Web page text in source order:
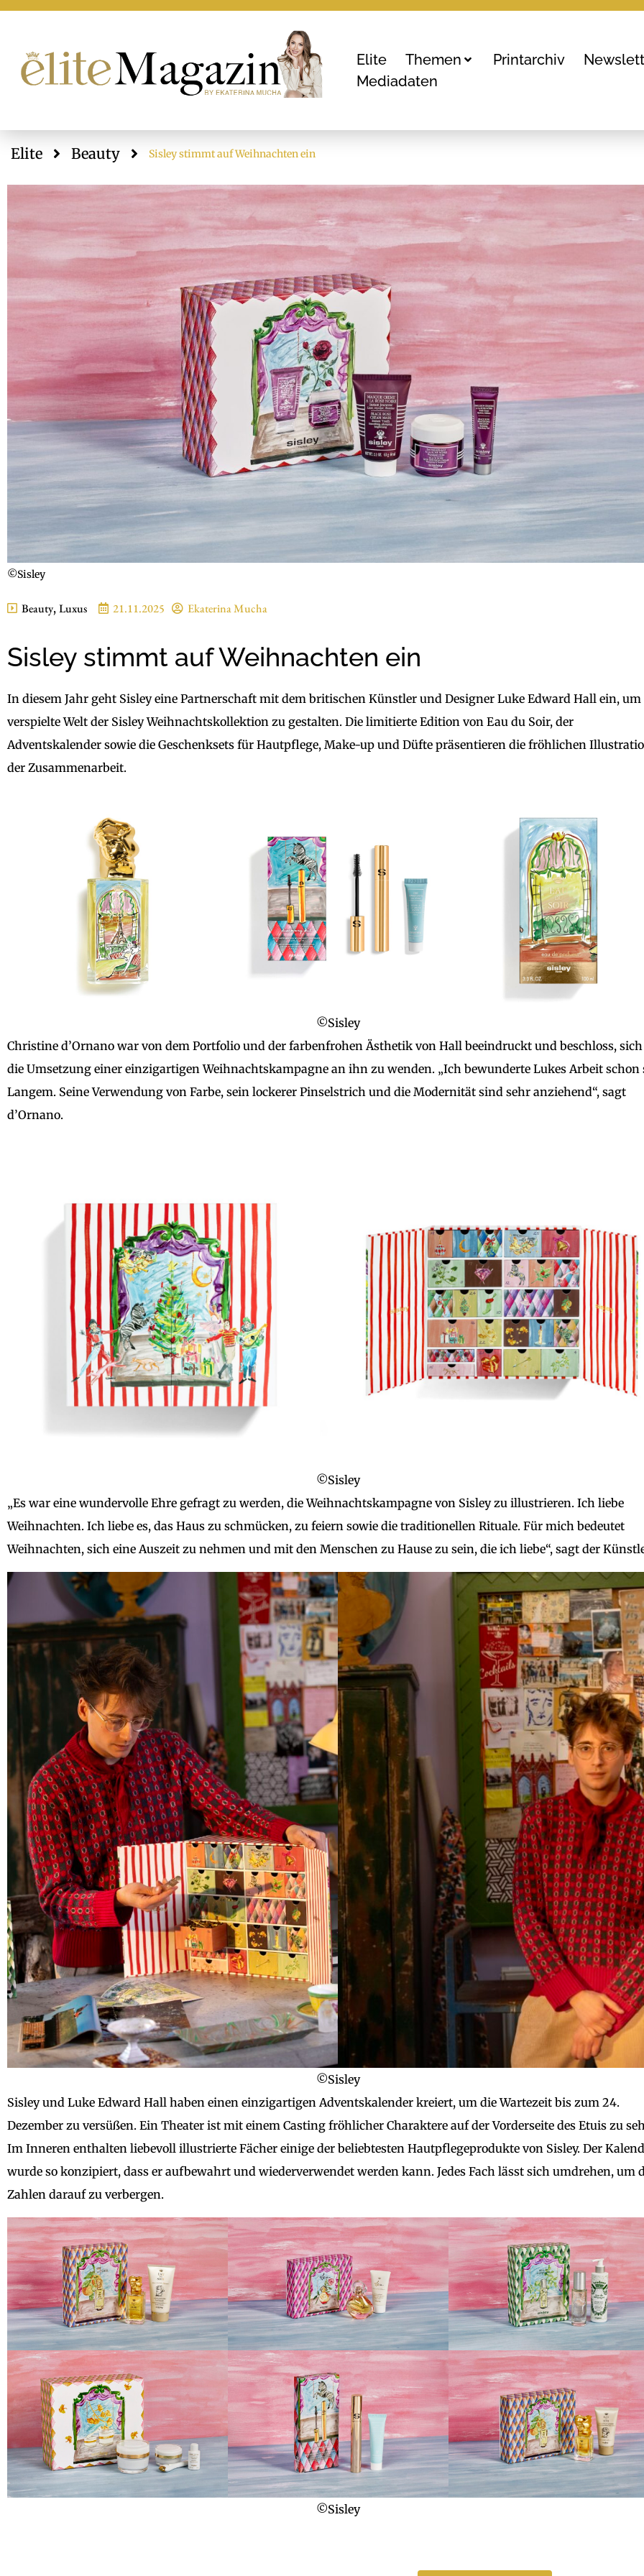
Elite Themen Printarchiv
Mediadaten
Elite Beauty Sisley stimmt auf Weihnachten ein
©Sisley
Beauty, Luxus 21.11.2025 Ekaterina Mucha
Sisley stimmt auf Weihnachten ein
In diesem Jahr geht Sisley eine Partnerschaft mit dem britischen Künstler und Designer Luke Edward Hall ein, um
verspielte Welt der Sisley Weihnachtskollektion zu gestalten. Die limitierte Edition von Eau du Soir, der
Adventskalender sowie die Geschenksets für Hautpflege, Make-up und Düfte präsentieren die fröhlichen
der Zusammenarbeit.
©Sisley
Christine d’Ornano war von dem Portfolio und der farbenfrohen Ästhetik von Hall beeindruckt und beschloss,
die Umsetzung einer einzigartigen Weihnachtskampagne an ihn zu wenden. „Ich bewunderte Lukes Arbeit schon
Langem. Seine Verwendung von Farbe, sein lockerer Pinselstrich und die Modernität sind sehr anziehend“, sagt
d’Ornano.
©Sisley
„Es war eine wundervolle Ehre gefragt zu werden, die Weihnachtskampagne von Sisley zu illustrieren. Ich liebe
Weihnachten. Ich liebe es, das Haus zu schmücken, zu feiern sowie die traditionellen Rituale. Für mich bedeutet
Weihnachten, sich eine Auszeit zu nehmen und mit den Menschen zu Hause zu sein, die ich liebe“, sagt der
©Sisley
Sisley und Luke Edward Hall haben einen einzigartigen Adventskalender kreiert, um die Wartezeit bis zum 24.
Dezember zu versüßen. Ein Theater ist mit einem Casting fröhlicher Charaktere auf der Vorderseite des Etuis zu
Im Inneren enthalten liebevoll illustrierte Fächer einige der beliebtesten Hautpflegeprodukte von Sisley. Der
wurde so konzipiert, dass er aufbewahrt und wiederverwendet werden kann. Jedes Fach lässt sich umdrehen, um
Zahlen darauf zu verbergen.
©Sisley